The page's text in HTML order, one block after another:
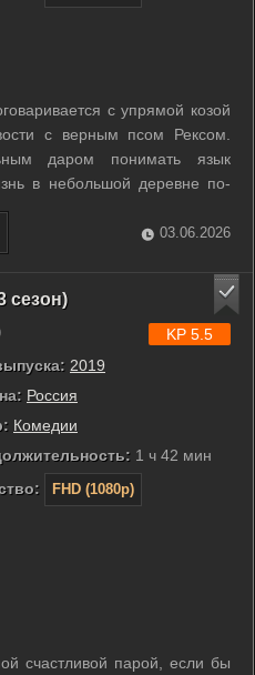
с упрямой козой
с верным псом Рексом.
даром понимать язык
в небольшой деревне по-
находится преданный
любую авантюру в лесу
...
03.06.2026
сезон)
2019
Россия
Комедии
1 ч 42 мин
FHD (1080p)
KP 5.5
счастливой парой, если бы